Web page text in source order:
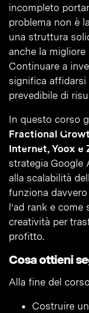
incompleto
problema non è
una struttura
anche la
Continuare a
significa affidarsi
prevedibile di
In questo corso
Fractional
Internet, Yoox e
strategia Google
alla scalabilità
funziona
l’ad rank e
creatività per
profitto.
Cosa ottieni
Alla fine del corso
Costruire